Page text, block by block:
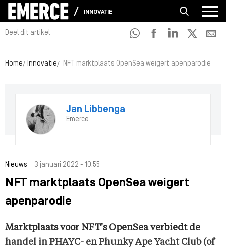
INNOVATIE
Deel dit artikel
Home Innovatie NFT marktplaats OpenSea weigert apenparodie
Jan Libbenga
Emerce
Nieuws - 3 januari 2022 - 10:55
NFT marktplaats OpenSea weigert
apenparodie
Marktplaats voor NFT's OpenSea verbiedt de
handel in PHAYC- en Phunky Ape Yacht Club (of